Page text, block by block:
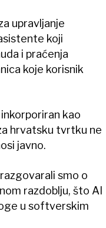
upravljanje
koji
i praćenja
koje korisnik
kao
hrvatsku tvrtku ne
javno.
razgovarali smo o
razdoblju, što AI
u softverskim